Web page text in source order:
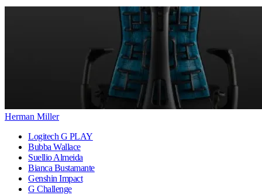
Herman Miller
Logitech G PLAY
Bubba Wallace
Suellio Almeida
Bianca Bustamante
Genshin Impact
G Challenge